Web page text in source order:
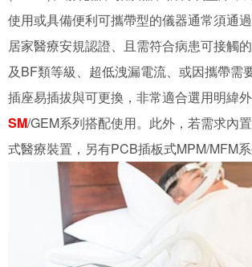
使用或具備便利可攜帶型的儀器通常須通
居家醫療安規認證、且需符合病患可接觸
及BF類等級、超低洩漏電流、或因攜帶需
插座易插拔與可更換，非常適合選用明緯
SM/GEM系列搭配使用。此外，若需求內
式醫療裝置，另有PCB插板式MPM/MFM系